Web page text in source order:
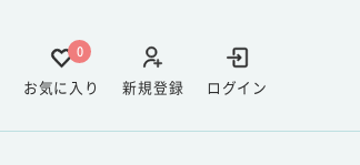
ログイン
新規登録
0
お気に入り